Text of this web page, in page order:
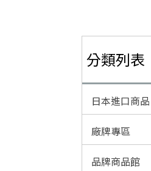
分類列表
日本進口商品
廠牌專區
品牌商品館